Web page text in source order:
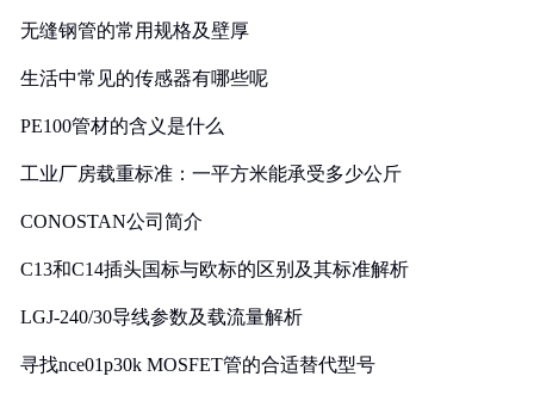
无缝钢管的常用规格及壁厚
生活中常见的传感器有哪些呢
PE100管材的含义是什么
工业厂房载重标准：一平方米能承受多少公斤
CONOSTAN公司简介
C13和C14插头国标与欧标的区别及其标准解析
LGJ-240/30导线参数及载流量解析
寻找nce01p30k MOSFET管的合适替代型号